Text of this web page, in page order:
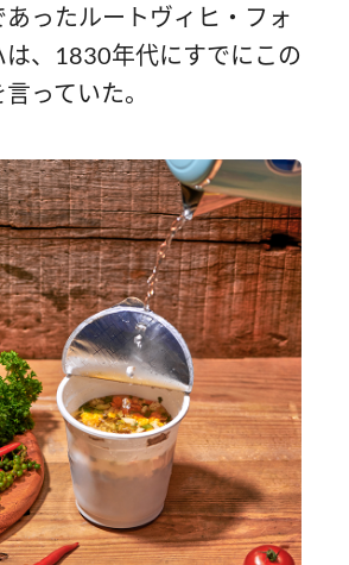
あったルートヴィヒ・フォ
は、1830年代にすでにこの
っていた。